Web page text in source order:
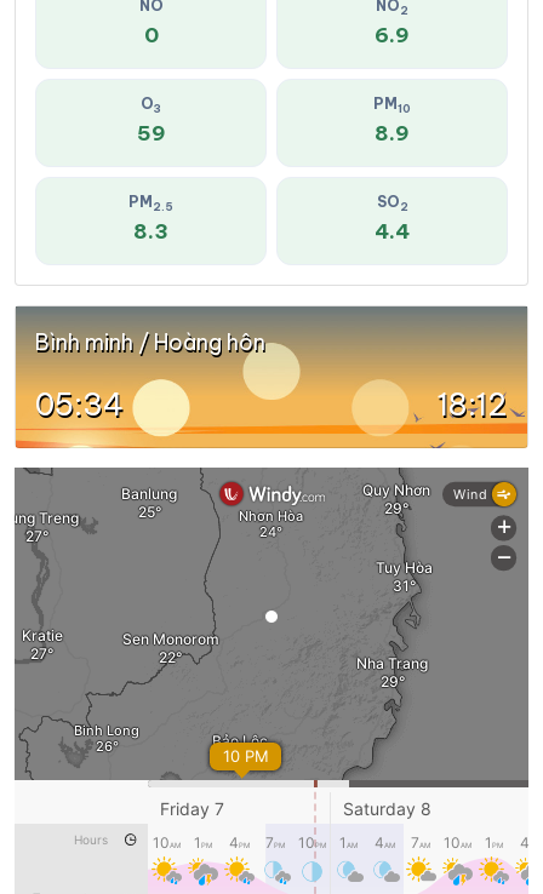
NO
0
NO2
6.9
O3
59
PM 10
8.9
PM 2.5
8.3
SO2
4.4
Bình minh / Hoàng hôn
05:34 18:12